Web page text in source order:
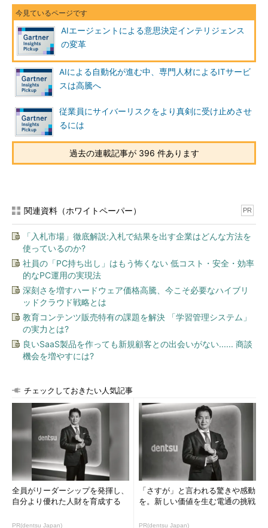
AIエージェントによる意思決定インテリジェンス
の変革
AIによる自動化が進む中、専門人材によるITサービ
スは高騰へ
従業員にサイバーリスクをより真剣に受け止めさせ
るには
過去の連載記事が 396 件あります
関連資料（ホワイトペーパー） PR
「入札市場」徹底解説:入札で結果を出す企業はどんな方法を
使っているのか?
社員の「PC持ち出し」はもう怖くない 低コスト・安全・効率
的なPC運用の実現法
深刻さを増すハードウェア価格高騰、今こそ必要なハイブリ
ッドクラウド戦略とは
教育コンテンツ販売特有の課題を解決 「学習管理システム」
の実力とは?
良いSaaS製品を作っても新規顧客との出会いがない...... 商談
機会を増やすには?
チェックしておきたい人気記事
全員がリーダーシップを発揮し、
自分より優れた人財を育成する
PR(dentsu Japan)
「さすが」と言われる驚きや感動
を。新しい価値を生む電通の挑戦
PR(dentsu Japan)